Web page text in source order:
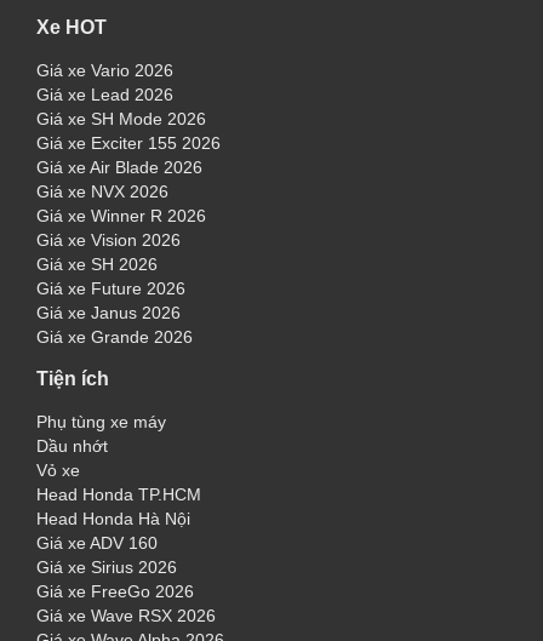
Xe HOT
Giá xe Vario 2026
Giá xe Lead 2026
Giá xe SH Mode 2026
Giá xe Exciter 155 2026
Giá xe Air Blade 2026
Giá xe NVX 2026
Giá xe Winner R 2026
Giá xe Vision 2026
Giá xe SH 2026
Giá xe Future 2026
Giá xe Janus 2026
Giá xe Grande 2026
Tiện ích
Phụ tùng xe máy
Dầu nhớt
Vỏ xe
Head Honda TP.HCM
Head Honda Hà Nội
Giá xe ADV 160
Giá xe Sirius 2026
Giá xe FreeGo 2026
Giá xe Wave RSX 2026